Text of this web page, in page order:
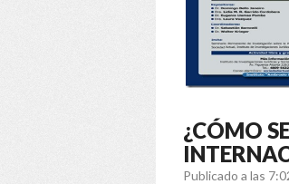
¿CÓMO
Publicado a las